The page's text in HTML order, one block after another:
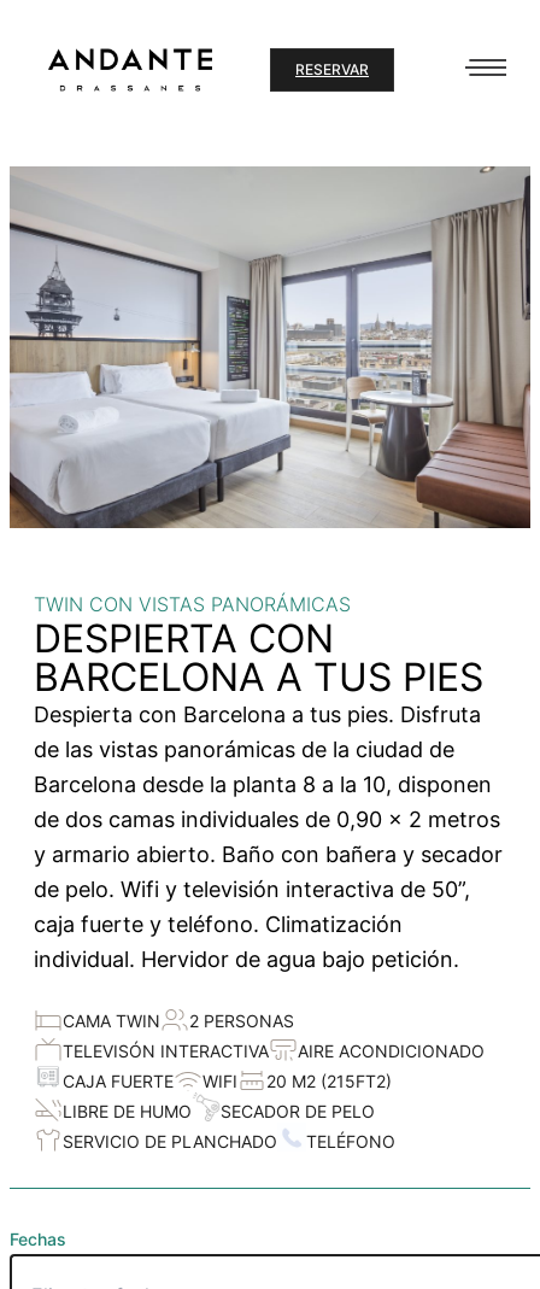
contenido
RESERVAR
TWIN CON VISTAS PANORÁMICAS
DESPIERTA CON
BARCELONA A TUS PIES
Despierta con Barcelona a tus pies. Disfruta
de las vistas panorámicas de la ciudad de
Barcelona desde la planta 8 a la 10, disponen
de dos camas individuales de 0,90 x 2 metros
y armario abierto. Baño con bañera y secador
de pelo. Wifi y televisión interactiva de 50”,
caja fuerte y teléfono. Climatización
individual. Hervidor de agua bajo petición.
CAMA TWIN
2 PERSONAS
TELEVISÓN INTERACTIVA
AIRE ACONDICIONADO
CAJA FUERTE
WIFI
20 M2 (215FT2)
LIBRE DE HUMO
SECADOR DE PELO
SERVICIO DE PLANCHADO
TELÉFONO
Fechas